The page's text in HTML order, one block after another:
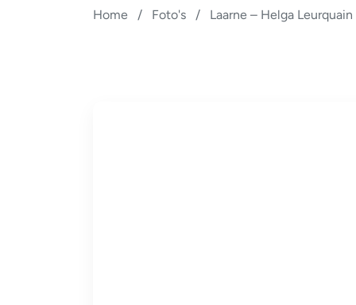
Home / Foto's / Laarne – Helga Leurquain